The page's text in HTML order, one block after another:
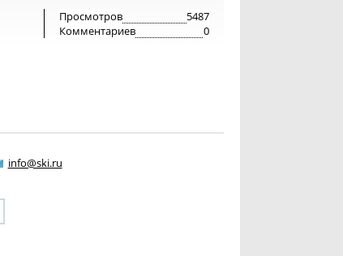
Просмотров
5487
Комментариев
0
info@ski.ru